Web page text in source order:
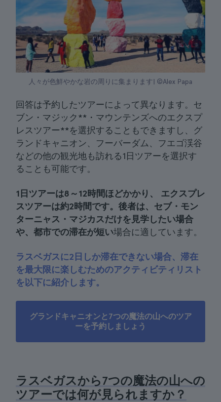
人々が色鮮やかな岩の周りに集まります| ©Alex Papa
回答は予約したツアーによって異なります。セ
ブン・マジック**・マウンテンズへのエクスプ
レスツアー**を選択することもできますし、グ
ランドキャニオン、フーバーダム、フエゴ渓谷
などの他の観光地も訪れる1日ツアーを選択す
ることも可能です。
1日ツアーは8～12時間ほどかかり、
エクスプレ
スツアーは約2時間です。 後者は、 セブ・モン
ターニャス・マジカスだけを見学したい場合
や、都市での滞在が短い場合に適しています。
ラスベガスに2日しか滞在できない場合、滞在
を最大限に楽しむためのアクティビティリスト
を以下に紹介します。
グランドキャニオンと7つの魔法の山へのツア
ーを予約しましょう
ラスベガスから7つの魔法の山への
ツアーでは何が見られますか？